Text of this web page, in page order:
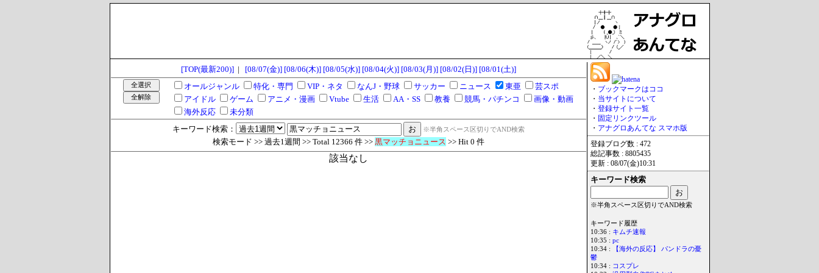
[TOP(最新200)]| [08/07(金)] [08/06(木)] [08/05(水)] [08/04(火)] [08/03(月)] [08/02(日)] [08/01(土)]
オールジャンル
特化・専門 VIP・ネタ なんJ・野球 サッカー ニュース 東亜
芸スポ
アイドル
ゲーム アニメ・漫画 Vtube 生活 AA・SS 教養 競馬・パチンコ
画像・動画
海外反応
未分類
キーワード検索：
※半角スペース区切りでAND検索
検索モード >> 過去1週間 >> Total 12366 件 >> 黒マッチョニュース >> Hit 0 件
該当なし
・ ブックマークはココ
・ 当サイトについて
・ 登録サイト一覧
・ 固定リンクツール
・ アナグロあんてな スマホ版
登録ブログ数 : 472
総記事数 : 8805435
更新 : 08/07(金)10:31
キーワード検索
※半角スペース区切りでAND検索
キーワード履歴
10:36 : キムチ速報
10:35 : pc
10:34 :
【海外の反応】 パンドラの憂
鬱
10:34 : コスプレ